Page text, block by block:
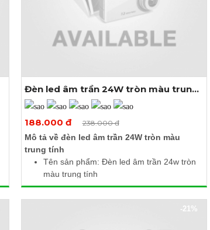
Xem thêm ảnh
Đèn led âm trần 24W tròn màu trung
tính
188.000 đ
238.000 đ
Mô tả về đèn led âm trần 24W tròn màu
trung tính
Tên sản phẩm: Đèn led âm trần 24w tròn
màu trung tính
Điện áp: 85 - 265V AC / 50Hz
Công suất: 24W
-21%